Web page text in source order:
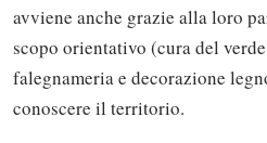
avviene anche grazie alla loro
scopo orientativo (cura del
falegnameria e decorazione
conoscere il territorio.